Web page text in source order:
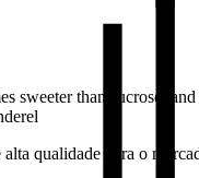
sweeter than sucrose,
qualidade para o